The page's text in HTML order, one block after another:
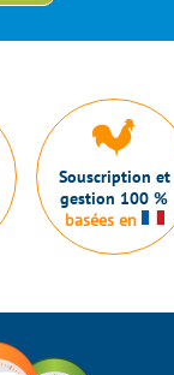
Souscription et
gestion 100 %
basées en